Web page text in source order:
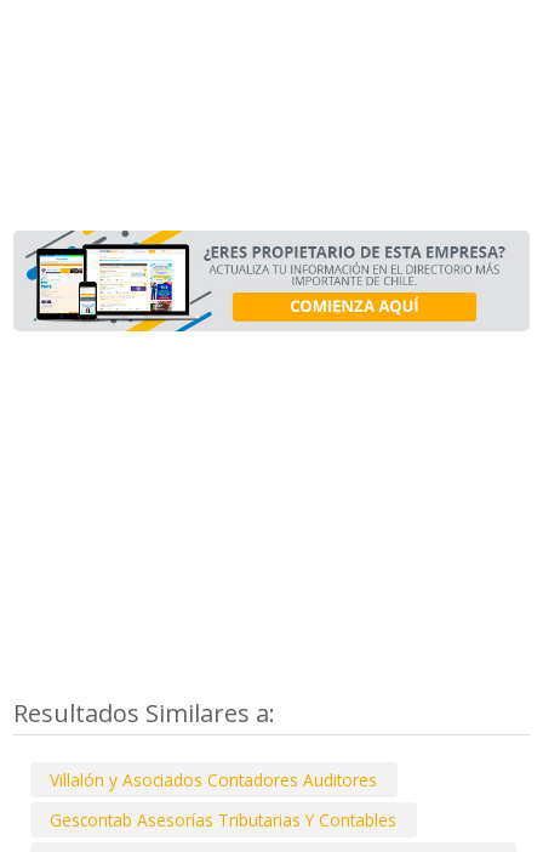
Resultados Similares a:
Villalón y Asociados Contadores Auditores
Gescontab Asesorías Tributarias Y Contables